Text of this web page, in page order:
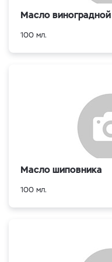
Масло
100 мл.
Масло шиповника
100 мл.